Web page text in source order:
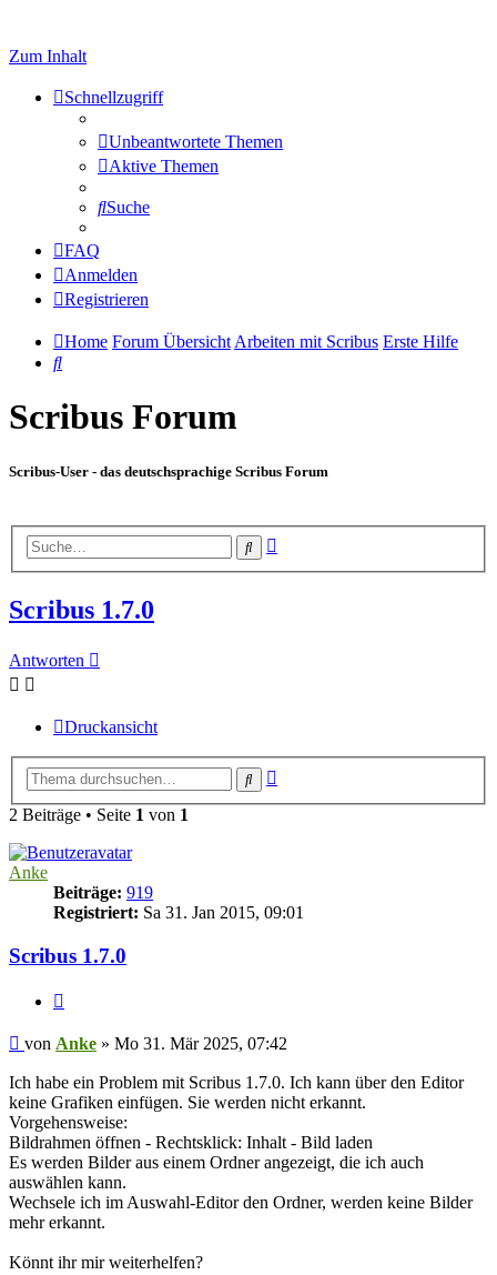
Zum Inhalt
Schnellzugriff
Unbeantwortete Themen
Aktive Themen
Suche
FAQ
Anmelden
Registrieren
Home Forum Übersicht Arbeiten mit Scribus Erste Hilfe
Suche
Scribus Forum
Scribus-User - das deutschsprachige Scribus Forum
Suche
Scribus 1.7.0
Antworten
Druckansicht
Suche
2 Beiträge • Seite 1 von 1
Anke
Beiträge: 919
Registriert: Sa 31. Jan 2015, 09:01
Scribus 1.7.0
Beitrag
von Anke » Mo 31. Mär 2025, 07:42
Ich habe ein Problem mit Scribus 1.7.0. Ich kann über den Editor
keine Grafiken einfügen. Sie werden nicht erkannt.
Vorgehensweise:
Bildrahmen öffnen - Rechtsklick: Inhalt - Bild laden
Es werden Bilder aus einem Ordner angezeigt, die ich auch
auswählen kann.
Wechsele ich im Auswahl-Editor den Ordner, werden keine Bilder
mehr erkannt.
Könnt ihr mir weiterhelfen?